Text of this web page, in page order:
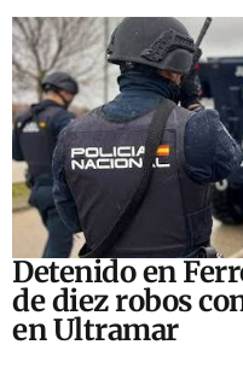
Detenido en
de diez robos
en Ultramar